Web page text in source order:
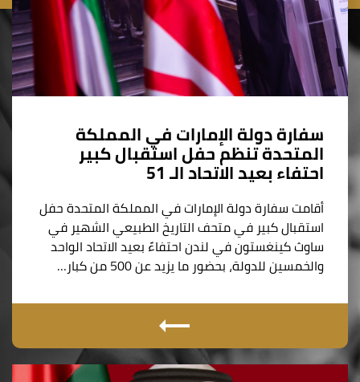
سفارة دولة الإمارات في المملكة
المتحدة تنظم حفل استقبال كبير
احتفاء بعيد الاتحاد الـ 51
أقامت سفارة دولة الإمارات في المملكة المتحدة حفل
استقبال كبير في متحف التاريخ الطبيعي الشهير في
ساوث كينغستون في لندن احتفاءً بعيد الاتحاد الواحد
والخمسين للدولة، بحضور ما يزيد عن 500 من كبار…